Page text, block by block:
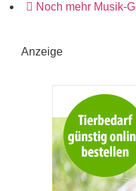
Noch mehr Musik-
Anzeige